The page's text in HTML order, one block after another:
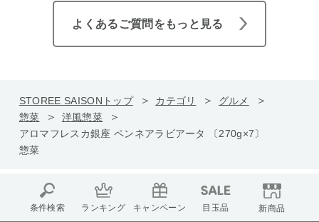
よくあるご質問をもっと見る
STOREE SAISONトップ カテゴリ
グルメ
惣菜
洋風惣菜
アロマフレスカ銀座 ペンネアラビアータ 〔270g×7〕
惣菜
条件検索 ランキング キャンペーン 目玉品 新商品